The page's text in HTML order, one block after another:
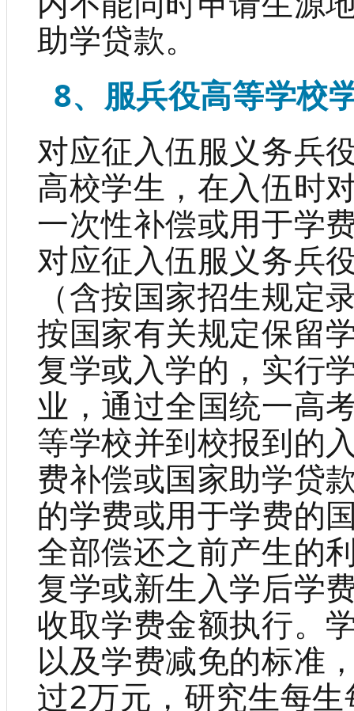
助学贷款。
8、服兵役高等学校
对应征入伍服义务兵
高校学生，在入伍时
一次性补偿或用于学
对应征入伍服义务兵
（含按国家招生规定
按国家有关规定保留
复学或入学的，实行
业，通过全国统一高
等学校并到校报到的
费补偿或国家助学贷
的学费或用于学费的
全部偿还之前产生的
复学或新生入学后学
收取学费金额执行。
以及学费减免的标准
过2万元，研究生每